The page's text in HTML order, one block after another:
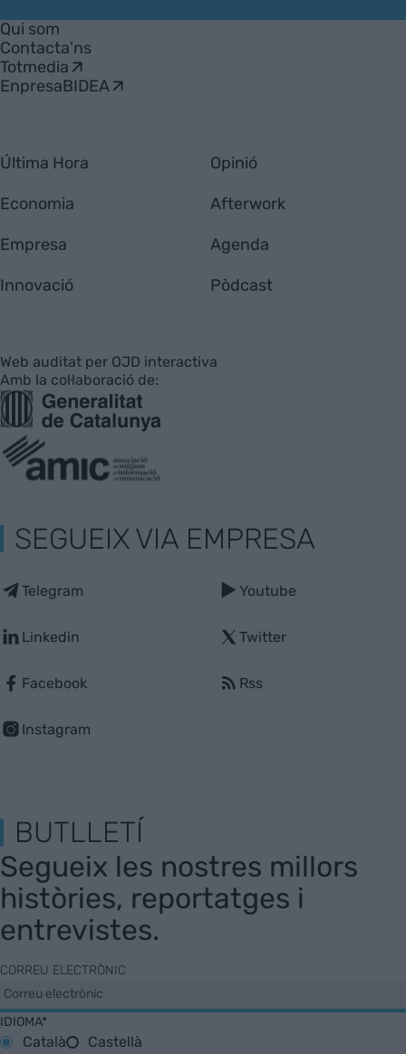
Empresa
Qui som
Contacta'ns
Totmedia
EnpresaBIDEA
Última Hora
Economia
Empresa
Innovació
Opinió
Afterwork
Agenda
Pòdcast
Web auditat per OJD interactiva
Amb la col·laboració de:
SEGUEIX VIA EMPRESA
Telegram
Linkedin
Facebook
Instagram
Youtube
Twitter
Rss
BUTLLETÍ
Segueix les nostres millors
històries, reportatges i
entrevistes.
CORREU ELECTRÒNIC
IDIOMA*
Català Castellà